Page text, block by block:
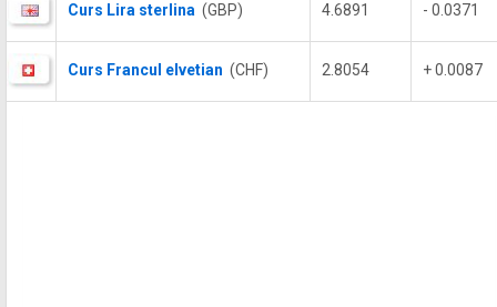
Curs Lira sterlina (GBP) 4.6891 - 0.0371
Curs Francul elvetian (CHF) 2.8054 + 0.0087